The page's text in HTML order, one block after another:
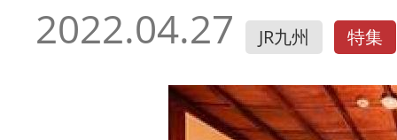
2022.04.27 JR九州 特集